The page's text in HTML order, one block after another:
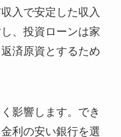
入で安定した収入
、投資ローンは家
済原資とするため
影響します。でき
利の安い銀行を選